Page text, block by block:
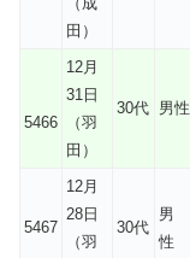
田）
5466
12月
31日
（羽
田）
30代 男性
5467
12月
28日
（羽
30代
男
性